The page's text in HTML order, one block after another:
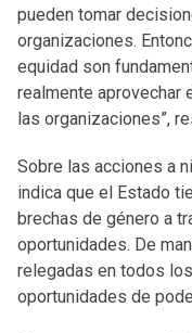
pueden tomar
organizaciones.
equidad son
realmente aprovechar
las organizaciones”,
Sobre las acciones a
indica que el Estado
brechas de género a
oportunidades. De
relegadas en todos
oportunidades de